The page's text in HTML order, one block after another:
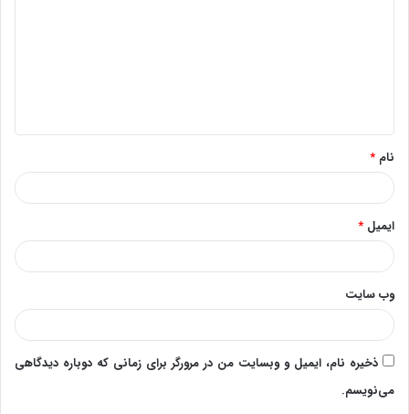
*
نام *
ایمیل *
وب‌ سایت
ذخیره نام، ایمیل و وبسایت من در مرورگر برای زمانی که دوباره دیدگاهی
می‌نویسم.